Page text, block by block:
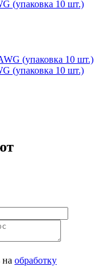
(упаковка 10 шт.)
(упаковка 10 шт.)
на обработку